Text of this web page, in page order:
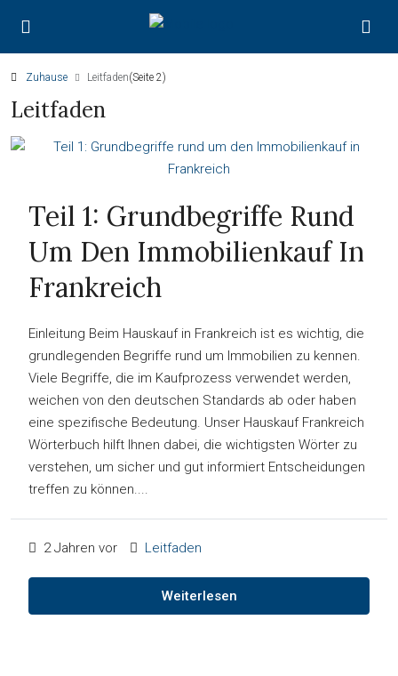
Zuhause Leitfaden(Seite 2)
Leitfaden
Teil 1: Grundbegriffe Rund
Um Den Immobilienkauf In
Frankreich
Einleitung Beim Hauskauf in Frankreich ist es wichtig, die
grundlegenden Begriffe rund um Immobilien zu kennen.
Viele Begriffe, die im Kaufprozess verwendet werden,
weichen von den deutschen Standards ab oder haben
eine spezifische Bedeutung. Unser Hauskauf Frankreich
Wörterbuch hilft Ihnen dabei, die wichtigsten Wörter zu
verstehen, um sicher und gut informiert Entscheidungen
treffen zu können....
2 Jahren vor Leitfaden
Weiterlesen